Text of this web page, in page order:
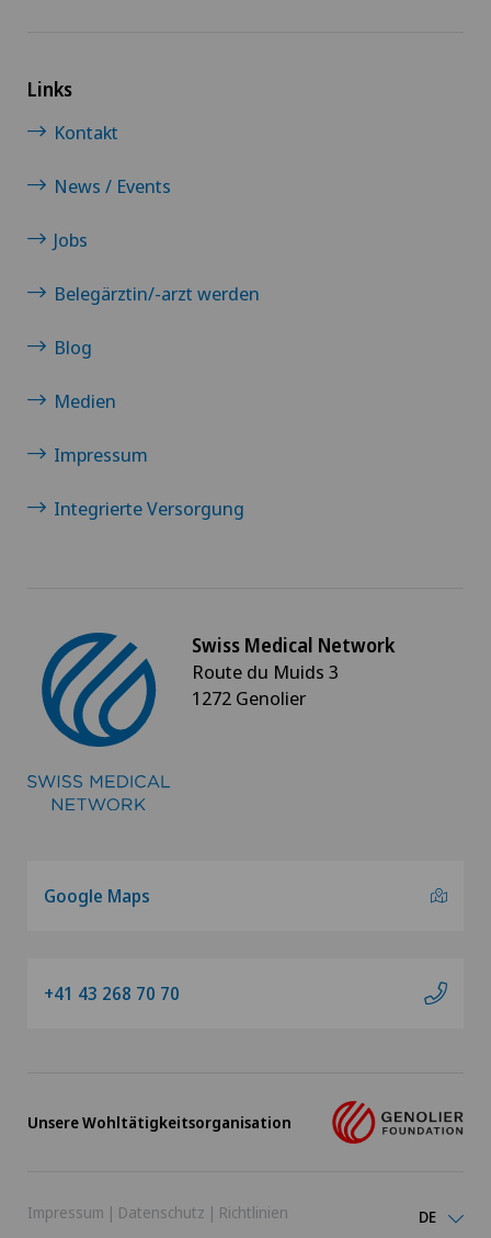
Links
Kontakt
News / Events
Jobs
Belegärztin/-arzt werden
Blog
Medien
Impressum
Integrierte Versorgung
Swiss Medical Network
Route du Muids 3
1272 Genolier
Google Maps
+41 43 268 70 70
Unsere Wohltätigkeitsorganisation
Impressum | Datenschutz | Richtlinien DE